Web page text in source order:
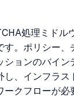
処理ミドル
す。ポリシー、
ションのバイン
し、インフラ
ークフローが必